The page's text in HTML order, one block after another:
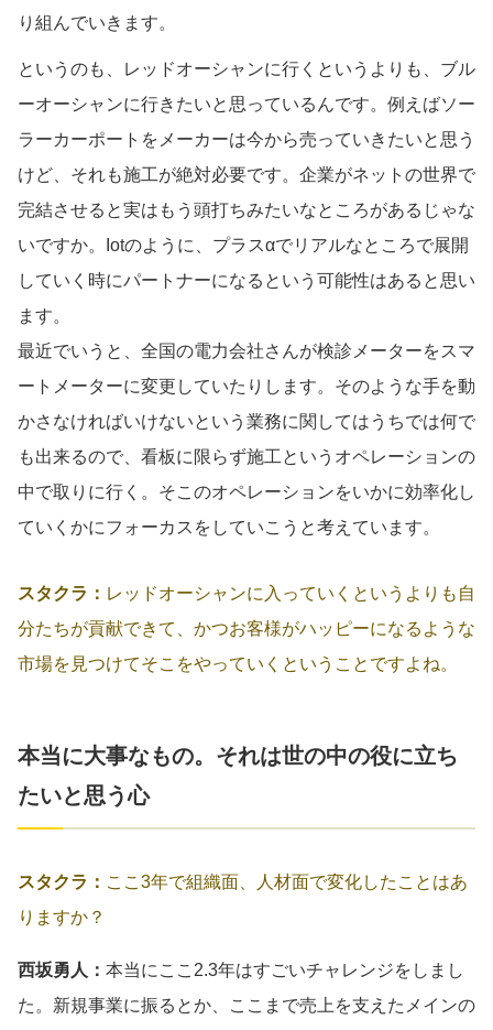
り組んでいきます。
というのも、レッドオーシャンに行くというよりも、ブル
ーオーシャンに行きたいと思っているんです。例えばソー
ラーカーポートをメーカーは今から売っていきたいと思う
けど、それも施工が絶対必要です。企業がネットの世界で
完結させると実はもう頭打ちみたいなところがあるじゃな
いですか。Iotのように、プラスαでリアルなところで展開
していく時にパートナーになるという可能性はあると思い
ます。
最近でいうと、全国の電力会社さんが検診メーターをスマ
ートメーターに変更していたりします。そのような手を動
かさなければいけないという業務に関してはうちでは何で
も出来るので、看板に限らず施工というオペレーションの
中で取りに行く。そこのオペレーションをいかに効率化し
ていくかにフォーカスをしていこうと考えています。
スタクラ： レッドオーシャンに入っていくというよりも自
分たちが貢献できて、かつお客様がハッピーになるような
市場を見つけてそこをやっていくということですよね。
本当に大事なもの。それは世の中の役に立ち
たいと思う心
スタクラ： ここ3年で組織面、人材面で変化したことはあ
りますか？
西坂勇人： 本当にここ2.3年はすごいチャレンジをしまし
た。新規事業に振るとか、ここまで売上を支えたメインの